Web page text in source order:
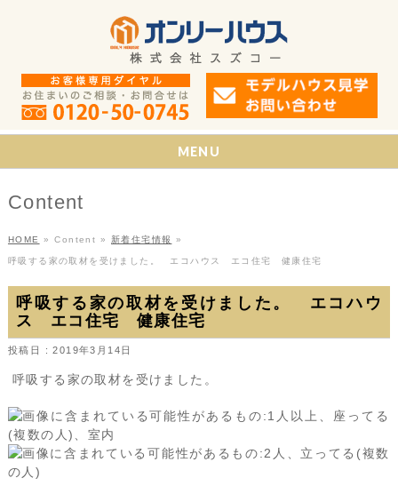
MENU
Content
HOME » Content » 新着住宅情報 »
呼吸する家の取材を受けました。 エコハウス エコ住宅 健康住宅
呼吸する家の取材を受けました。 エコハウ
ス エコ住宅 健康住宅
投稿日 : 2019年3月14日
呼吸する家の取材を受けました。